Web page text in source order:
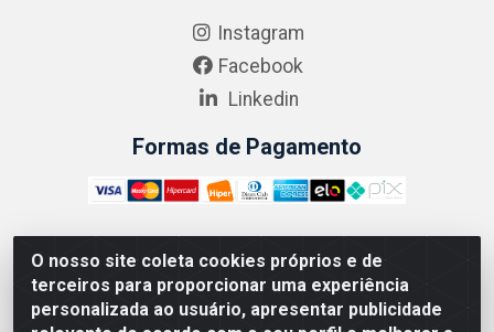
O nosso site coleta cookies próprios e de
terceiros para proporcionar uma experiência
personalizada ao usuário, apresentar publicidade
Instagram
Facebook
Linkedin
Formas de Pagamento
ABRASEG COMÉRCIO ATACADISTA LTDA - CNPJ:
10.894.768/0001-00 - Avenida Lobo Júnior, 1045 -
Penha Circular - Rio de Janeiro - RJ - CEP 21020-124